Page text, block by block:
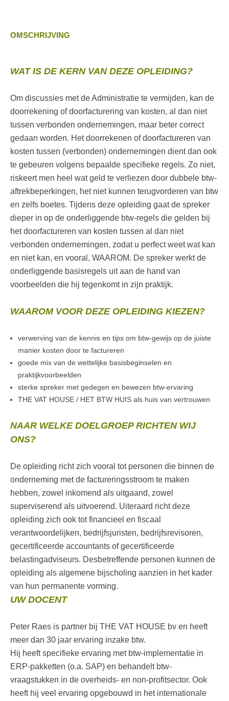
OMSCHRIJVING
WAT IS DE KERN VAN DEZE OPLEIDING?
Om discussies met de Administratie te vermijden, kan de
doorrekening of doorfacturering van kosten, al dan niet
tussen verbonden ondernemingen, maar beter correct
gedaan worden. Het doorrekenen of doorfactureren van
kosten tussen (verbonden) ondernemingen dient dan ook
te gebeuren volgens bepaalde specifieke regels. Zo niet,
riskeert men heel wat geld te verliezen door dubbele btw-
aftrekbeperkingen, het niet kunnen terugvorderen van btw
en zelfs boetes. Tijdens deze opleiding gaat de spreker
dieper in op de onderliggende btw-regels die gelden bij
het doorfactureren van kosten tussen al dan niet
verbonden ondernemingen, zodat u perfect weet wat kan
en niet kan, en vooral, WAAROM. De spreker werkt de
onderliggende basisregels uit aan de hand van
voorbeelden die hij tegenkomt in zijn praktijk.
WAAROM VOOR DEZE OPLEIDING KIEZEN?
verwerving van de kennis en tips om btw-gewijs op de juiste
manier kosten door te factureren
goede mix van de wettelijke basisbeginselen en
praktijkvoorbeelden
sterke spreker met gedegen en bewezen btw-ervaring
THE VAT HOUSE / HET BTW HUIS als huis van vertrouwen
NAAR WELKE DOELGROEP RICHTEN WIJ
ONS?
De opleiding richt zich vooral tot personen die binnen de
onderneming met de factureringsstroom te maken
hebben, zowel inkomend als uitgaand, zowel
superviserend als uitvoerend. Uiteraard richt deze
opleiding zich ook tot financieel en fiscaal
verantwoordelijken, bedrijfsjuristen, bedrijfsrevisoren,
gecertificeerde accountants of gecertificeerde
belastingadviseurs. Desbetreffende personen kunnen de
opleiding als algemene bijscholing aanzien in het kader
van hun permanente vorming.
UW DOCENT
Peter Raes is partner bij THE VAT HOUSE bv en heeft
meer dan 30 jaar ervaring inzake btw.
Hij heeft specifieke ervaring met btw-implementatie in
ERP-pakketten (o.a. SAP) en behandelt btw-
vraagstukken in de overheids- en non-profitsector. Ook
heeft hij veel ervaring opgebouwd in het internationale